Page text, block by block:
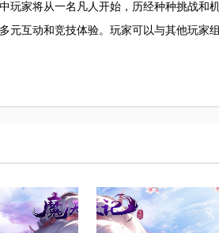
玩家将从一名凡人开始，历经种种挑战和
元互动和竞技体验。玩家可以与其他玩家